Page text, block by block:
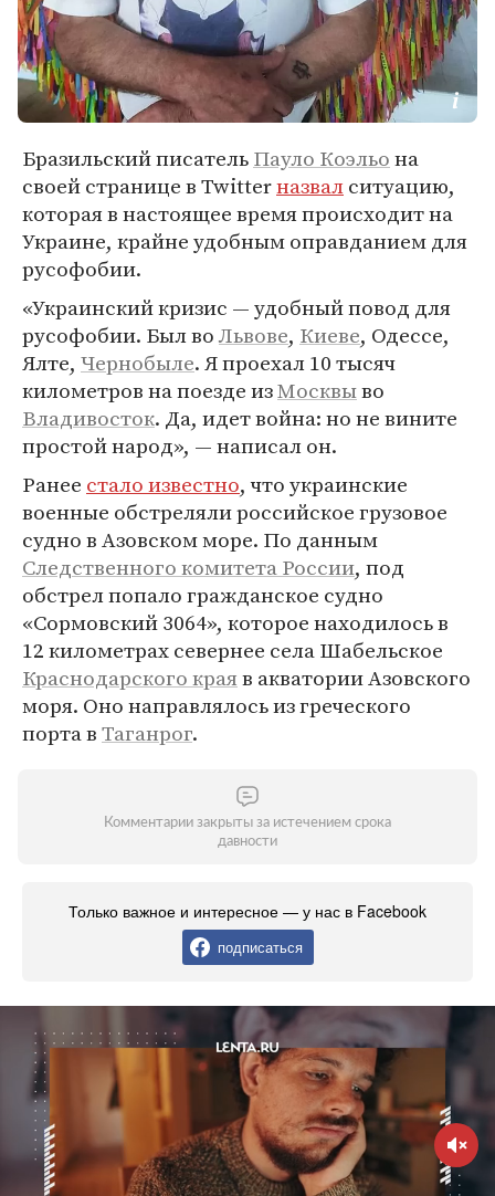
Бразильский писательПауло Коэльона
своей странице в Twitterназвалситуацию,
которая в настоящее время происходит на
Украине, крайне удобным оправданием для
русофобии.
«Украинский кризис — удобный повод для
русофобии. Был воЛьвове, Киеве, Одессе,
Ялте, Чернобыле. Я проехал 10 тысяч
километров на поезде изМосквыво
Владивосток. Да, идет война: но не вините
простой народ», — написал он.
Ранее стало известно, что украинские
военные обстреляли российское грузовое
судно в Азовском море. По данным
Следственного комитета России, под
обстрел попало гражданское судно
«Сормовский 3064», которое находилось в
12 километрах севернее села Шабельское
Краснодарского краяв акватории Азовского
моря. Оно направлялось из греческого
порта вТаганрог.
Комментарии закрыты за истечением срока
давности
Только важное и интересное — у нас в Facebook
подписаться